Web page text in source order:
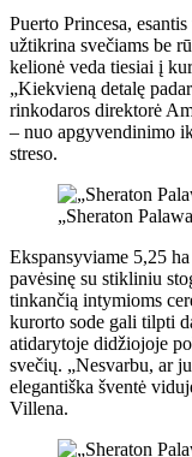
Puerto Princesa,
užtikrina svečiams be
kelionė veda tiesiai į
„Kiekvieną detalę
rinkodaros direktorė
– nuo ​​apgyvendinimo
streso.
„Sheraton
Ekspansyviame 5,25
pavėsinę su stikliniu
tinkančią intymioms
kurorto sode gali tilpti
atidarytoje didžiojoje
svečių. „Nesvarbu, ar
elegantiška šventė
Villena.